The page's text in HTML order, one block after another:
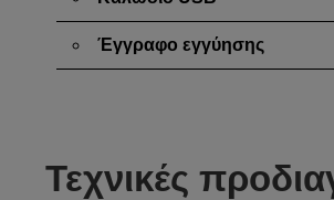
Έγγραφο εγγύησης
Τεχνικές